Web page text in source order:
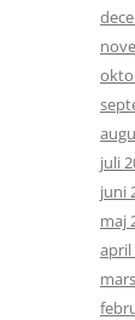
juli
juni
maj
april